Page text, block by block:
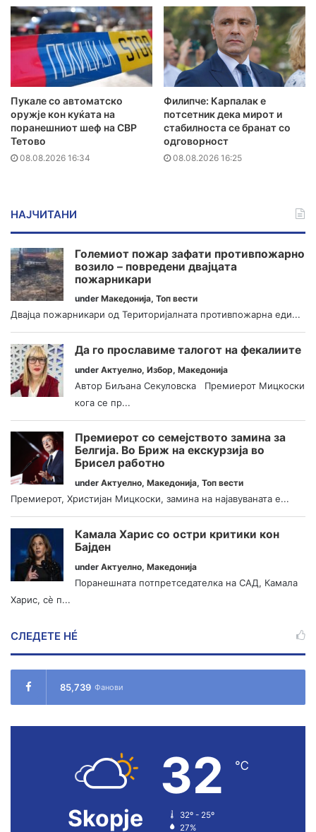
Пукале со автоматско
оружје кон куќата на
поранешниот шеф на СВР
Тетово
08.08.2026 16:34
Филипче: Карпалак е
потсетник дека мирот и
стабилноста се бранат со
одговорност
08.08.2026 16:25
НАЈЧИТАНИ
Големиот пожар зафати противпожарно
возило – повредени двајцата
пожарникари
under Македонија, Топ вести
Двајца пожарникари од Територијалната противпожарна еди...
Да го прославиме талогот на фекалиите
under Актуелно, Избор, Македонија
Автор Биљана Секуловска Премиерот Мицкоски
кога се пр...
Премиерот со семејството замина за
Белгија. Во Бриж на екскурзија во
Брисел работно
under Актуелно, Македонија, Топ вести
Премиерот, Христијан Мицкоски, замина на најавуваната е...
Камала Харис со остри критики кон
Бајден
under Актуелно, Македонија
Поранешната потпретседателка на САД, Камала
Харис, сè п...
СЛЕДЕТЕ НÉ
85,739 Фанови
Skopje
32 ℃
32º - 25º
27%